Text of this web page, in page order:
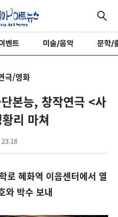
벤트 미술/음악 문학/
극/영화
본능, 창작연극 <사
리 마쳐
로 혜화역 이음센터에서 열
와 박수 보내